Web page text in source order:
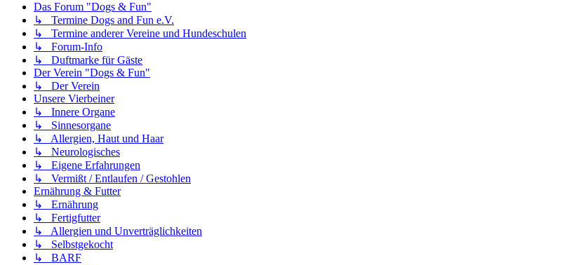
Das Forum "Dogs & Fun"
↳ Termine Dogs and Fun e.V.
↳ Termine anderer Vereine und Hundeschulen
↳ Forum-Info
↳ Duftmarke für Gäste
Der Verein "Dogs & Fun"
↳ Der Verein
Unsere Vierbeiner
↳ Innere Organe
↳ Sinnesorgane
↳ Allergien, Haut und Haar
↳ Neurologisches
↳ Eigene Erfahrungen
↳ Vermißt / Entlaufen / Gestohlen
Ernährung & Futter
↳ Ernährung
↳ Fertigfutter
↳ Allergien und Unverträglichkeiten
↳ Selbstgekocht
↳ BARF